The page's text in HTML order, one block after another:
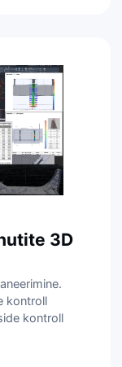
3D
kontroll
kontroll